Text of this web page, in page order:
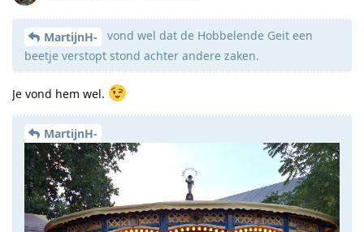
MartijnH-
vond wel dat de Hobbelende Geit een
beetje verstopt stond achter andere zaken.
Je vond hem wel.
MartijnH-